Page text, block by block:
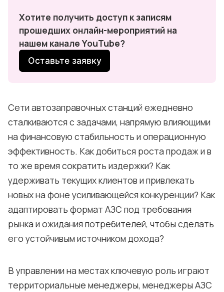
Подписка
Условия использования материалов
Политика конфиденциальности и cookie
Хотите получить доступ к записям
прошедших онлайн-мероприятий на
нашем канале YouTube?
Оставьте заявку
Сети автозаправочных станций ежедневно
сталкиваются с задачами, напрямую влияющими
на финансовую стабильность и операционную
эффективность. Как добиться роста продаж и в
то же время сократить издержки? Как
удерживать текущих клиентов и привлекать
новых на фоне усиливающейся конкуренции? Как
адаптировать формат АЗС под требования
рынка и ожидания потребителей, чтобы сделать
его устойчивым источником дохода?
В управлении на местах ключевую роль играют
территориальные менеджеры, менеджеры АЗС